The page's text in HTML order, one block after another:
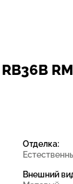
RM
Отделка:
Внешний